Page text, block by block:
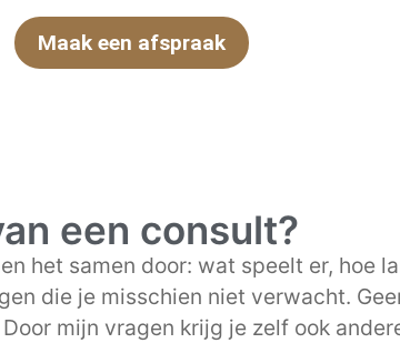
Maak een afspraak
een consult?
het samen door: wat speelt er, hoe
die je misschien niet verwacht.
mijn vragen krijg je zelf ook